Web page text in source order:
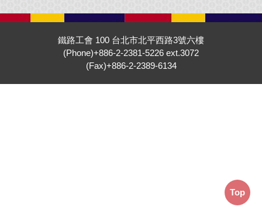
鐵路工會 100 台北市北平西路3號六樓
(Phone)+886-2-2381-5226 ext.3072
(Fax)+886-2-2389-6134
Top